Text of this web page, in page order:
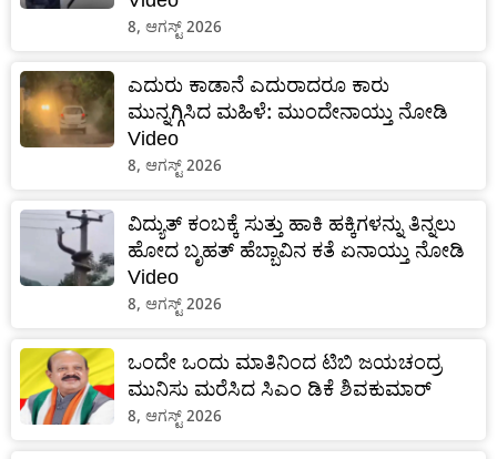
8, ಆಗಸ್ಟ್ 2026
ಎದುರು ಕಾಡಾನೆ ಎದುರಾದರೂ ಕಾರು
ಮುನ್ನಗ್ಗಿಸಿದ ಮಹಿಳೆ: ಮುಂದೇನಾಯ್ತು ನೋಡಿ
Video
8, ಆಗಸ್ಟ್ 2026
ವಿದ್ಯುತ್ ಕಂಬಕ್ಕೆ ಸುತ್ತು ಹಾಕಿ ಹಕ್ಕಿಗಳನ್ನು ತಿನ್ನಲು
ಹೋದ ಬೃಹತ್ ಹೆಬ್ಬಾವಿನ ಕತೆ ಏನಾಯ್ತು ನೋಡಿ
Video
8, ಆಗಸ್ಟ್ 2026
ಒಂದೇ ಒಂದು ಮಾತಿನಿಂದ ಟಿಬಿ ಜಯಚಂದ್ರ
ಮುನಿಸು ಮರೆಸಿದ ಸಿಎಂ ಡಿಕೆ ಶಿವಕುಮಾರ್
8, ಆಗಸ್ಟ್ 2026